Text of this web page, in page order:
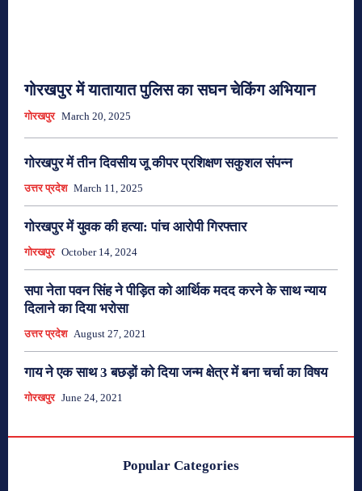
गोरखपुर में यातायात पुलिस का सघन चेकिंग अभियान
गोरखपुर March 20, 2025
गोरखपुर में तीन दिवसीय जू कीपर प्रशिक्षण सकुशल संपन्न
उत्तर प्रदेश March 11, 2025
गोरखपुर में युवक की हत्या: पांच आरोपी गिरफ्तार
गोरखपुर October 14, 2024
सपा नेता पवन सिंह ने पीड़ित को आर्थिक मदद करने के साथ न्याय
दिलाने का दिया भरोसा
उत्तर प्रदेश August 27, 2021
गाय ने एक साथ 3 बछड़ों को दिया जन्म क्षेत्र में बना चर्चा का विषय
गोरखपुर June 24, 2021
Popular Categories